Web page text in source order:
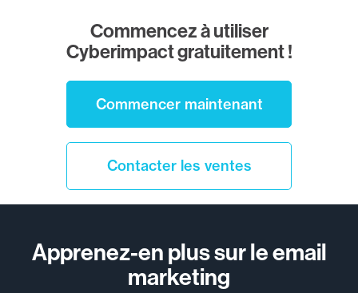
Commencez à utiliser
Cyberimpact gratuitement !
Commencer maintenant
Contacter les ventes
Apprenez-en plus sur le email
marketing